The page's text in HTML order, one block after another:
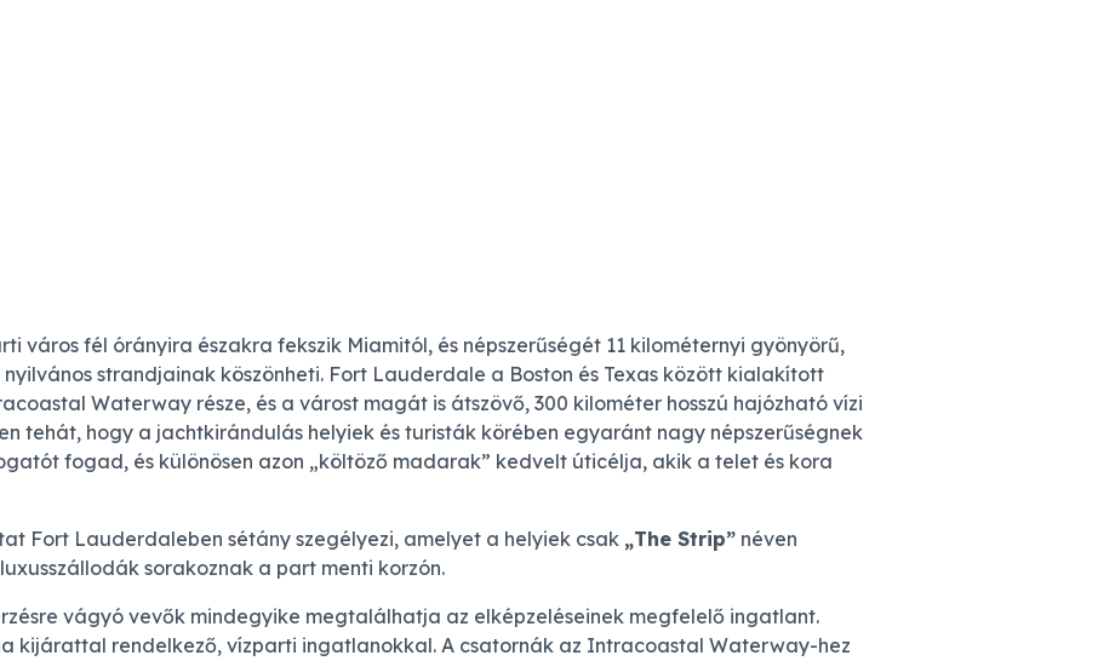
fél órányira északra fekszik Miamitól, és népszerűségét 11 kilométernyi gyönyörű,
strandjainak köszönheti. Fort Lauderdale a Boston és Texas között kialakított
Waterway része, és a várost magát is átszövő, 300 kilométer hosszú hajózható vízi
tehát, hogy a jachtkirándulás helyiek és turisták körében egyaránt nagy népszerűségnek
fogad, és különösen azon „költöző madarak” kedvelt úticélja, akik a telet és kora
Fort Lauderdaleben sétány szegélyezi, amelyet a helyiek csak „The Strip” néven
sorakoznak a part menti korzón.
vágyó vevők mindegyike megtalálhatja az elképzeléseinek megfelelő ingatlant.
kijárattal rendelkező, vízparti ingatlanokkal. A csatornák az Intracoastal Waterway-hez